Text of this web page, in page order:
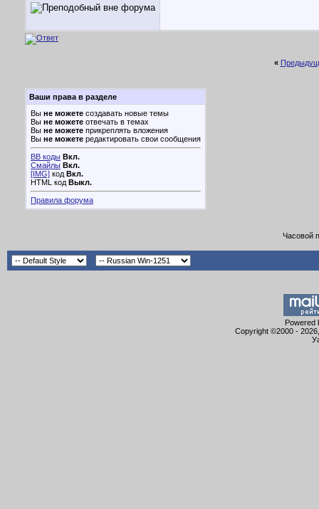
«
Ваши права в разделе
Вы не можете создавать новые темы
Вы не можете отвечать в темах
Вы не можете прикреплять вложения
Вы не можете редактировать свои сообщения
BB коды Вкл.
Смайлы Вкл.
[IMG] код Вкл.
HTML код Выкл.
Правила форума
Часовой
Powered
Copyright ©2000 -